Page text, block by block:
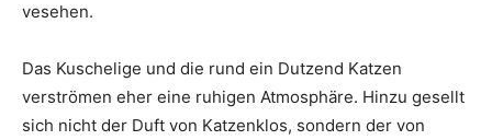
vesehen.
Das Kuschelige und die rund ein Dutzend Katzen
verströmen eher eine ruhigen Atmosphäre. Hinzu gesellt
sich nicht der Duft von Katzenklos, sondern der von